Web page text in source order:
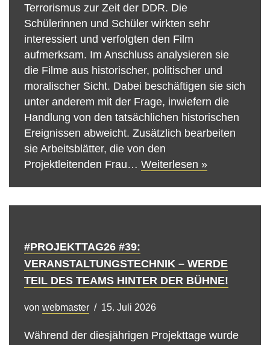
Terrorismus zur Zeit der DDR. Die
Schülerinnen und Schüler wirkten sehr
interessiert und verfolgten den Film
aufmerksam. Im Anschluss analysieren sie
die Filme aus historischer, politischer und
moralischer Sicht. Dabei beschäftigen sie sich
unter anderem mit der Frage, inwiefern die
Handlung von den tatsächlichen historischen
Ereignissen abweicht. Zusätzlich bearbeiten
sie Arbeitsblätter, die von den
Projektleitenden Frau… Weiterlesen »
#PROJEKTTAG26 #39:
VERANSTALTUNGSTECHNIK – WERDE
TEIL DES TEAMS HINTER DER BÜHNE!
von webmaster 15. Juli 2026
Während der diesjährigen Projekttage wurde